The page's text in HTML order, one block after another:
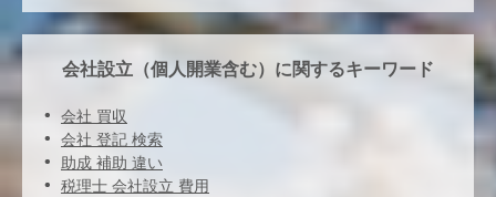
会社設立（個人開業含む）に関するキーワード
会社 買収
会社 登記 検索
助成 補助 違い
税理士 会社設立 費用